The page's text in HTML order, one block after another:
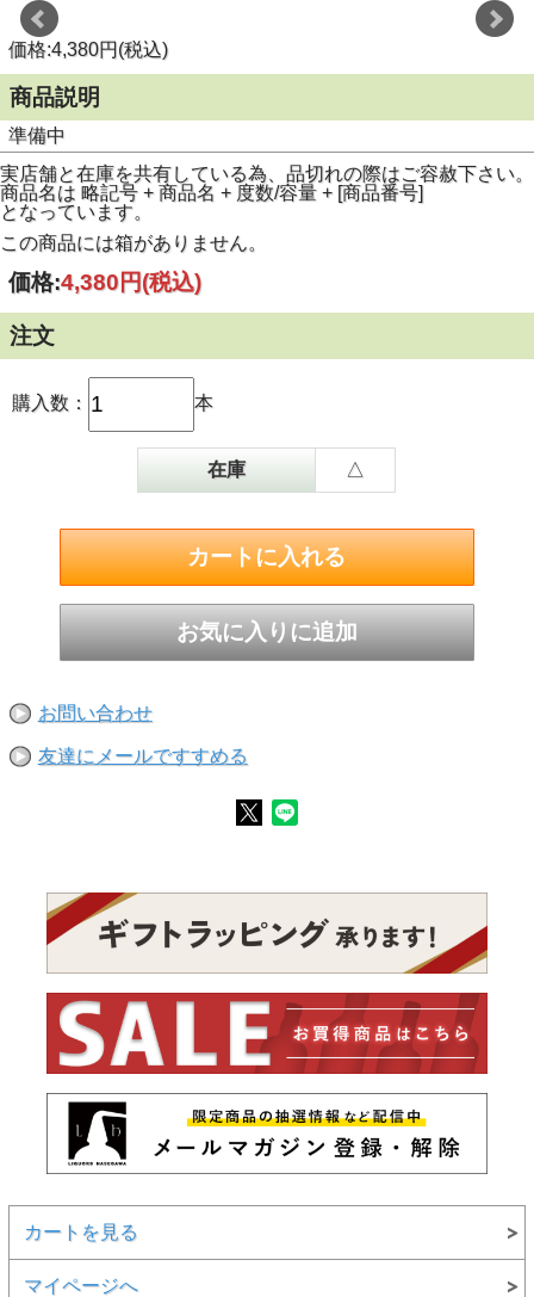
価格:4,380円(税込)
商品説明
準備中
実店舗と在庫を共有している為、品切れの際はご容赦下さい。
商品名は 略記号 + 商品名 + 度数/容量 + [商品番号]
となっています。
この商品には箱がありません。
価格:4,380円(税込)
注文
購入数： 本
在庫 △
お問い合わせ
友達にメールですすめる
カートを見る
マイページへ